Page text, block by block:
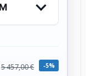
5 457,00 € -5%